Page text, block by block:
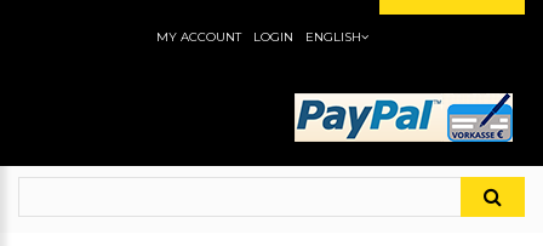
MY ACCOUNT LOGIN ENGLISH